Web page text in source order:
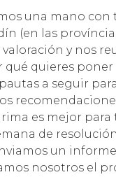
una mano con
(en las
y nos
qué quieres
a seguir
es mejor para
de
un
nosotros el